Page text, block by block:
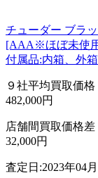
チューダー ブラ
[AAA※ほぼ未使
付属品:内箱、外
９社平均買取価格
482,000円
店舗間買取価格差
32,000円
査定日:2023年04月